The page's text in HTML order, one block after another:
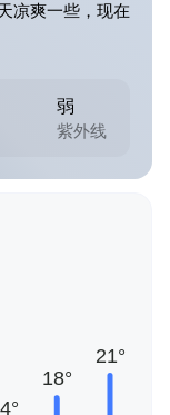
凉爽一些，现在
弱
紫外线